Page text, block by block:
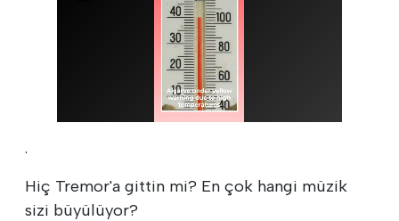
.
Hiç Tremor'a gittin mi? En çok hangi müzik
sizi büyülüyor?